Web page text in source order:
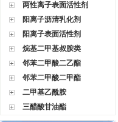
两性离子表面活性剂
阳离子沥清乳化剂
阳离子表面活性剂
烷基二甲基叔胺类
邻苯二甲酸二乙酯
邻苯二甲酸二甲酯
二甲基乙酰胺
三醋酸甘油酯